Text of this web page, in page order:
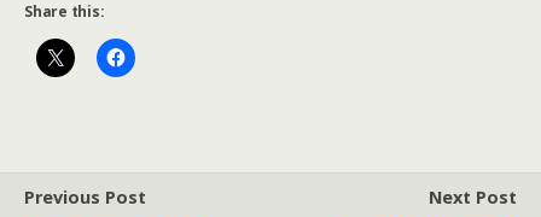
Share this:
Previous Post Next Post